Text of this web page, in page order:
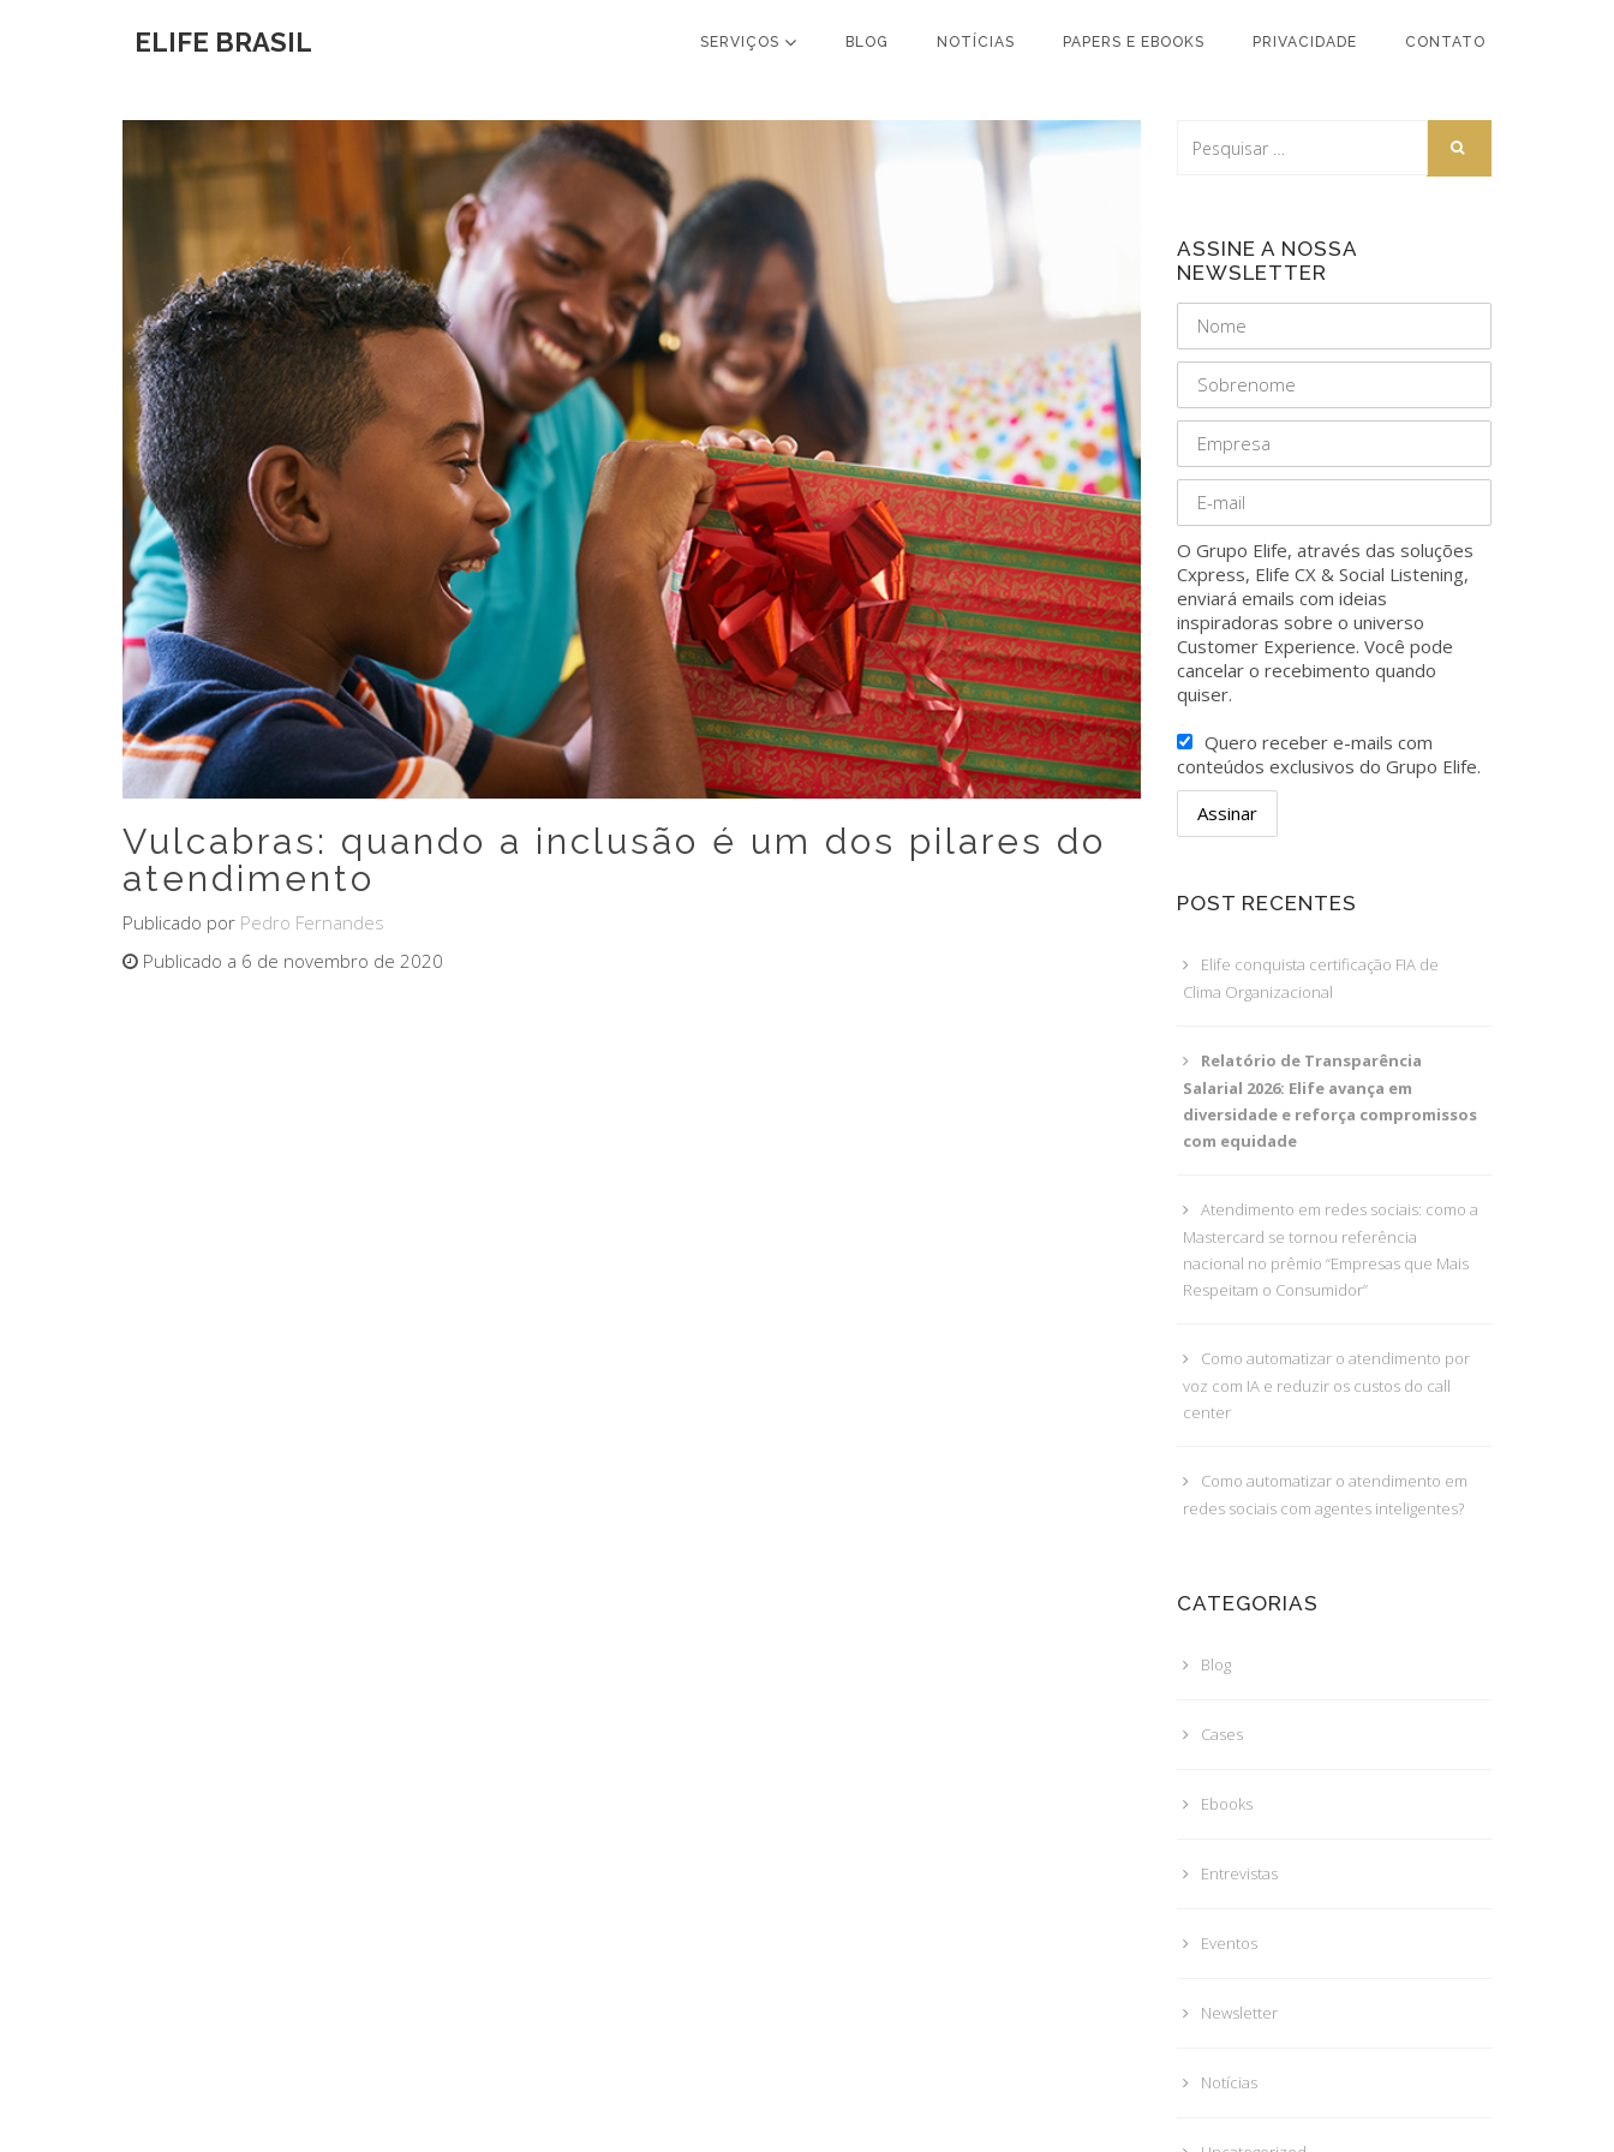
ELIFE BRASIL SERVIÇOS BLOG NOTÍCIAS PAPERS E EBOOKS PRIVACIDADE CONTATO
Vulcabras: quando a inclusão é um dos pilares do
atendimento
Publicado por Pedro Fernandes
Publicado a 6 de novembro de 2020
ASSINE A NOSSA
NEWSLETTER
O Grupo Elife, através das soluções
Cxpress, Elife CX & Social Listening,
enviará emails com ideias
inspiradoras sobre o universo
Customer Experience. Você pode
cancelar o recebimento quando
quiser.
Quero receber e-mails com
conteúdos exclusivos do Grupo Elife.
POST RECENTES
Elife conquista certificação FIA de
Clima Organizacional
Relatório de Transparência
Salarial 2026: Elife avança em
diversidade e reforça compromissos
com equidade
Atendimento em redes sociais: como a
Mastercard se tornou referência
nacional no prêmio “Empresas que Mais
Respeitam o Consumidor”
Como automatizar o atendimento por
voz com IA e reduzir os custos do call
center
Como automatizar o atendimento em
redes sociais com agentes inteligentes?
CATEGORIAS
Blog
Cases
Ebooks
Entrevistas
Eventos
Newsletter
Notícias